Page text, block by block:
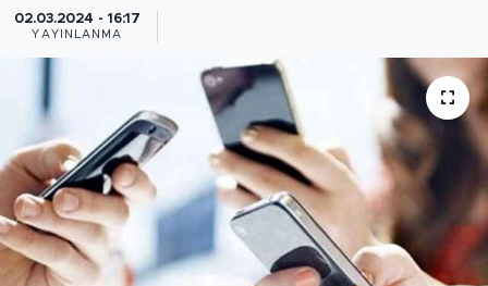
02.03.2024 - 16:17
YAYINLANMA
RÖPÖRTAJ
NOSTALJİ
KULİS
YAZARLAR